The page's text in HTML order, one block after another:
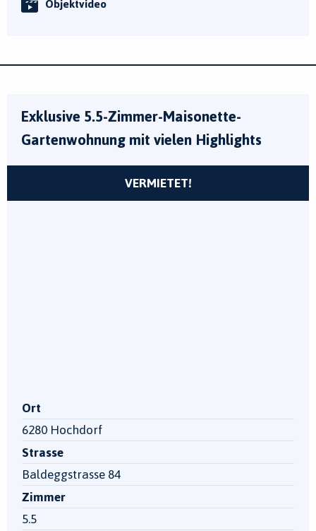
Exklusive 5.5-Zimmer-Maisonette-
Gartenwohnung mit vielen Highlights
VERMIETET!
Ort
6280 Hochdorf
Strasse
Baldeggstrasse 84
Zimmer
5.5